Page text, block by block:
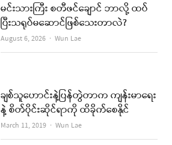
မင်းသားကြီး စတီဖင်ချောင် ဘာလို့ ထပ်
ပြီးသရုပ်မဆောင်ဖြစ်သေးတာလဲ?
August 6, 2026 Author
Wun Lae
ချစ်သူဟောင်းနဲ့ပြန်တွဲတာက ကျန်းမာရေး
နဲ့ စိတ်ပိုင်းဆိုင်ရာကို ထိခိုက်စေနိုင်
March 11, 2019 Author
Wun Lae